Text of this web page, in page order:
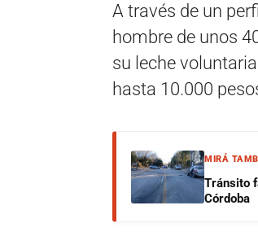
A través de un
hombre de unos
su leche
hasta 10.000
MIRÁ
Tránsito
Córdoba